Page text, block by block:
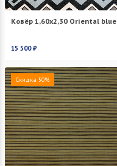
Ковёр 1,60х2,30 Oriental blue
15 500 ₽
Скидка 50%